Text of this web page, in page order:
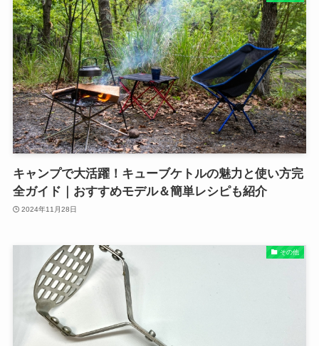
キャンプで大活躍！キューブケトルの魅力と使い方完
全ガイド｜おすすめモデル＆簡単レシピも紹介
2024年11月28日
その他